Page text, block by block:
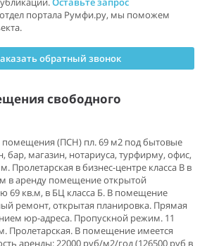
портала Румфи.ру, мы поможем
обратный звонок
свободного
помещения (ПСН) пл. 69 м2 под бытовые
бар, магазин, нотариуса, турфирму, офис,
Пролетарская в бизнес-центре класса В в
в аренду помещение открытой
69 кв.м, в БЦ класса Б. В помещение
ремонт, открытая планировка. Прямая
юр-адреса. Пропускной режим. 11
Пролетарская. В помещение имеется
аренды: 22000 руб/м2/год (126500 руб в